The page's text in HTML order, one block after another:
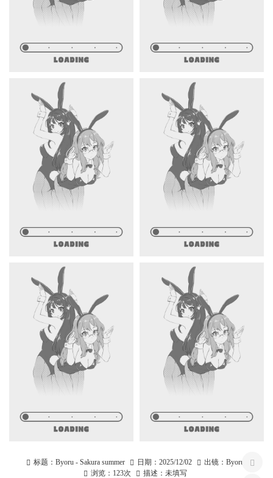
标题： Byoru - Sakura summer 日期： 2025/12/02 出镜： Byoru
浏览： 123次 描述： 未填写